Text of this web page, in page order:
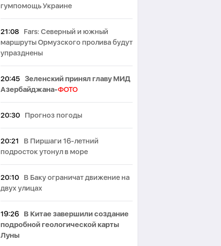
гумпомощь Украине
21:08
Fars: Северный и южный
маршруты Ормузского пролива будут
упразднены
20:45 Зеленский принял главу МИД
Азербайджана-ФОТО
20:30 Прогноз погоды
20:21
В Пиршаги 16-летний
подросток утонул в море
20:10
В Баку ограничат движение на
двух улицах
19:26
В Китае завершили создание
подробной геологической карты
Луны